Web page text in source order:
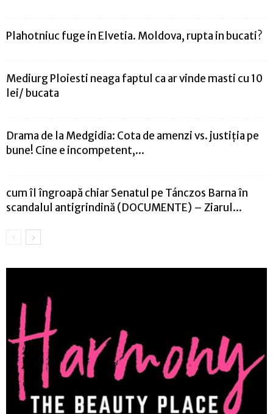
Plahotniuc fuge in Elvetia. Moldova, rupta in bucati?
Mediurg Ploiesti neaga faptul ca ar vinde masti cu 10
lei/ bucata
Drama de la Medgidia: Cota de amenzi vs. justiția pe
bune! Cine e incompetent,...
cum îl îngroapă chiar Senatul pe Tánczos Barna în
scandalul antigrindină (DOCUMENTE) – Ziarul...